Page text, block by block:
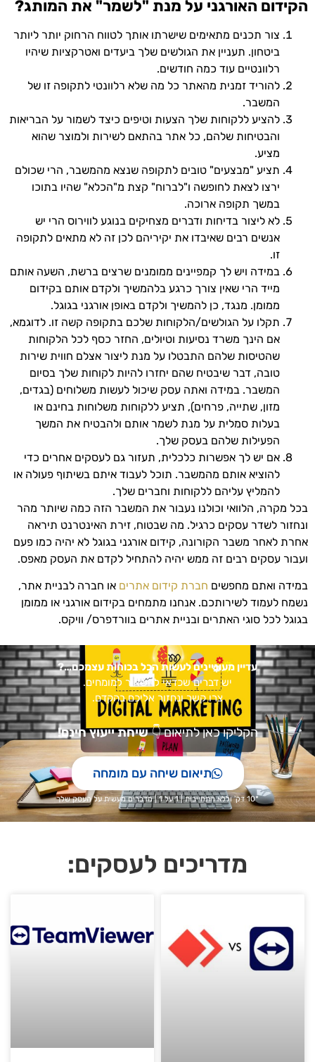
הקידום האורגני על מנת "לשמר" את המותג?
צור תכנים מתאימים שישרתו אותך לטווח הרחוק יותר ליותר
ביטחון. תעניין את הגולשים שלך ביעדים ואטרקציות שיהיו
רלוונטיים עוד כמה חודשים.
להוריד זמנית מהאתר כל מה שלא רלוונטי לתקופה זו של
המשבר.
להציע ללקוחות שלך הצעות וטיפים כיצד לשמור על הבריאות
והבטיחות שלהם, כל אתר בהתאם לשירות ולמוצר שהוא
מציע.
תציע "מבצעים" טובים לתקופה שנצא מהמשבר, הרי שכולם
ירצו לצאת לחופשה ו"לברוח" קצת מ"הכלא" שהיו בתוכו
במשך תקופה ארוכה.
לא ליצור בדיחות ודברים מצחיקים בנוגע לווירוס הרי יש
אנשים רבים שאיבדו את יקיריהם לכן זה לא מתאים לתקופה
זו.
במידה ויש לך קמפיינים ממומנים שרצים ברשת, השעה אותם
מייד הרי שאין צורך כרגע בלהמשיך ולקדם אותם בקידום
ממומן. מנגד, כן להמשיך ולקדם באופן אורגני בגוגל.
תקלו על הגולשים/הלקוחות שלכם בתקופה קשה זו. לדוגמא,
אם הינך משרד נסיעות וטיולים, החזר כסף לכל הלקוחות
שהטיסות שלהם התבטלו על מנת ליצור אצלם חווית שירות
טובה, דבר שיבטיח שהם יחזרו להיות לקוחות שלך בסיום
המשבר. במידה ואתה עסק שיכול לעשות משלוחים (בגדים,
מזון, שתייה, פרחים), תציע ללקוחות משלוחות בחינם או
בעלות סמלית על מנת לשמר אותם ולהבטיח את המשך
הפעילות שלהם בעסק שלך.
אם יש לך אפשרות כלכלית, תעזור גם לעסקים אחרים כדי
להוציא אותם מהמשבר. תוכל לעבוד איתם בשיתוף פעולה או
להמליץ עליהם ללקוחות וחברים שלך.
בכל מקרה, הלוואי וכולנו נעבור את המשבר הזה כמה שיותר מהר
ונחזור לשדר עסקים כרגיל. מה שבטוח, זירת האינטרנט תיראה
אחרת לאחר משבר הקורונה, קידום אורגני בגוגל לא יהיה כמו פעם
ועבור עסקים רבים זה ממש יהיה להתחיל לקדם את העסק מאפס.
במידה ואתם מחפשים חברת קידום אתרים או חברה לבניית אתר,
נשמח לעמוד לשירותכם. אנחנו מתמחים בקידום אורגני או ממומן
בגוגל לכל סוגי האתרים ובניית אתרים בוורדפרס/ וויקס.
עדיין מעוניינים לעשות הכל בכוחות עצמכם…?
יש דברים שכדאי להשאיר למומחים.
צרו קשר ונחזור אליכם בהקדם.
הקליקו כאן לתיאום👇שיחת ייעוץ חינם!
תיאום שיחה עם מומחה
*10 דק' וללא התחייבות | 1 על 1 | מדברים מעשית על העסק שלך
מדריכים לעסקים: